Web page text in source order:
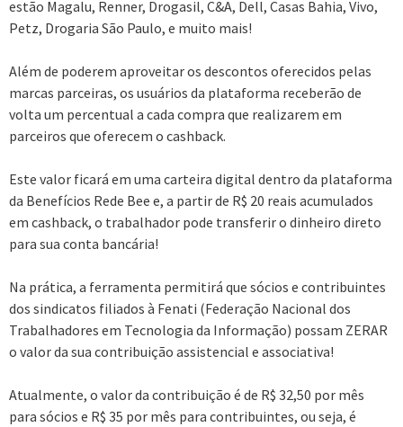
estão Magalu, Renner, Drogasil, C&A, Dell, Casas Bahia, Vivo,
Petz, Drogaria São Paulo, e muito mais!
Além de poderem aproveitar os descontos oferecidos pelas
marcas parceiras, os usuários da plataforma receberão de
volta um percentual a cada compra que realizarem em
parceiros que oferecem o cashback.
Este valor ficará em uma carteira digital dentro da plataforma
da Benefícios Rede Bee e, a partir de R$ 20 reais acumulados
em cashback, o trabalhador pode transferir o dinheiro direto
para sua conta bancária!
Na prática, a ferramenta permitirá que sócios e contribuintes
dos sindicatos filiados à Fenati (Federação Nacional dos
Trabalhadores em Tecnologia da Informação) possam ZERAR
o valor da sua contribuição assistencial e associativa!
Atualmente, o valor da contribuição é de R$ 32,50 por mês
para sócios e R$ 35 por mês para contribuintes, ou seja, é